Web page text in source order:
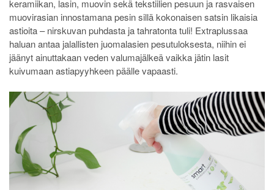
keramiikan, lasin, muovin sekä tekstiilien pesuun ja rasvaisen
muovirasian innostamana pesin sillä kokonaisen satsin likaisia
astioita – nirskuvan puhdasta ja tahratonta tuli! Extraplussaa
haluan antaa jalallisten juomalasien pesutuloksesta, niihin ei
jäänyt ainuttakaan veden valumajälkeä vaikka jätin lasit
kuivumaan astiapyyhkeen päälle vapaasti.